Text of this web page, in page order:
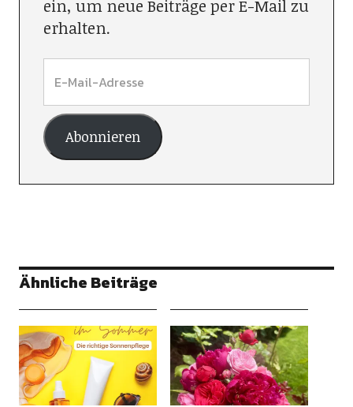
ein, um neue Beiträge per E-Mail zu
erhalten.
Abonnieren
Ähnliche Beiträge